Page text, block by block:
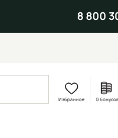
8 800
Избранное 0 бонусов